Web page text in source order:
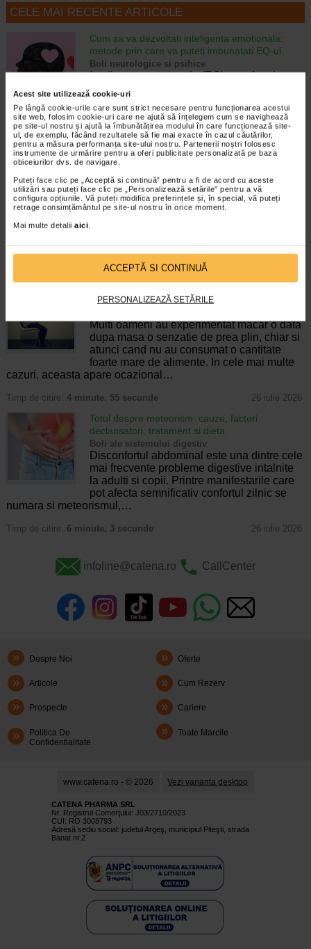
Acest site utilizează cookie-uri
Pe lângă cookie-urile care sunt strict necesare pentru funcționarea acestui
site web, folosim cookie-uri care ne ajută să înțelegem cum se navighează
pe site-ul nostru și ajută la îmbunătățirea modului în care funcționează site-
ul, de exemplu, făcând rezultatele să fie mai exacte în cazul căutărilor,
pentru a măsura performanța site-ului nostru. Partenerii noștri folosesc
instrumente de urmărire pentru a oferi publicitate personalizată pe baza
obiceiurilor dvs. de navigare.
Puteți face clic pe „Acceptă si continuă” pentru a fi de acord cu aceste
utilizări sau puteți face clic pe „Personalizează setările” pentru a vă
configura opțiunile. Vă puteți modifica preferințele și, în special, vă puteți
retrage consimțământul pe site-ul nostru în orice moment.
Mai multe detalii aici.
ACCEPTĂ SI CONTINUĂ
PERSONALIZEAZĂ SETĂRILE
CELE MAI RECENTE ARTICOLE
Cum sa va dezvoltati inteligenta emotionala:
metode prin care va puteti imbunatati EQ-ul
Boli neurologice si psihice
Inteligenta emotionala (EQ) se refera la
capacitatea de a identifica si gestiona
propriile emotii, precum si emotiile celorlalti.
In general, se spune ca inteligenta
emotionala cuprinde cateva abilitati:…
Timp de citire:4 minute, 39 secunde 6 august 2026
Enurezis: cauze, factori declansatori si solutii
Sistem urinar
Enurezisul este termenul medical pentru
pierderea accidentala de urina, de obicei in
atat in randul copiilor, cat si al adultilor.
Enurezisul este considerat…
4 minute, 32 secunde
cum o tratati
Multi oameni au experimentat macar o data
dupa masa o senzatie de prea plin, chiar si
atunci cand nu au consumat o cantitate
foarte mare de alimente. In cele mai multe
cazuri, aceasta apare ocazional…
Timp de citire: 4 minute, 55 secunde 26 iulie 2026
Totul despre meteorism: cauze, factori
declansatori, tratament si dieta
Boli ale sistemului digestiv
Disconfortul abdominal este una dintre cele
mai frecvente probleme digestive intalnite
la adulti si copii. Printre manifestarile care
pot afecta semnificativ confortul zilnic se
numara si meteorismul,…
Timp de citire: 6 minute, 3 secunde 26 iulie 2026
infoline@catena.ro CallCenter
Despre Noi Oferte
Articole Cum Rezerv
Prospecte Cariere
Politica De
Confidentialitate
Toate Marcile
www.catena.ro - © 2026 Vezi varianta desktop
CATENA PHARMA SRL
Nr. Registrul Comerţului: J03/2710/2023
CUI: RO 3008793
Adresă sediu social: judetul Argeş, municipiul Piteşti, strada
Banat nr.2